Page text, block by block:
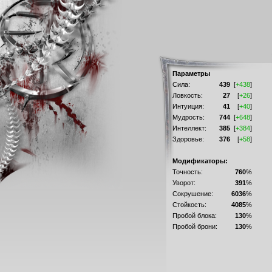
Параметры
Сила:
439 [+438]
Ловкость:
27 [+26]
Интуиция:
41 [+40]
Мудрость:
744 [+648]
Интеллект:
385 [+384]
Здоровье:
376 [+58]
Модификаторы:
Точность:
760%
Уворот:
391%
Сокрушение:
6036%
Стойкость:
4085%
Пробой блока:
130%
Пробой брони:
130%